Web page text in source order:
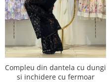
Compleu din dantela cu dungi
si inchidere cu fermoar